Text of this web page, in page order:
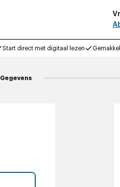
Start direct met digitaal lezen
Gegevens